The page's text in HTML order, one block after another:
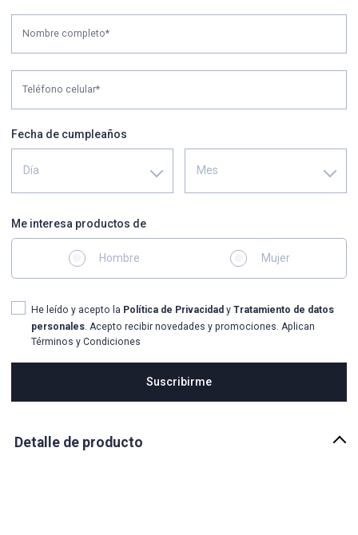
Nombre completo*
Teléfono celular*
Fecha de cumpleaños
Día Mes
Me interesa productos de
Hombre Mujer
He leído y acepto la Política de Privacidad y Tratamiento de datos
personales. Acepto recibir novedades y promociones. Aplican
Términos y Condiciones
Suscribirme
Detalle de producto